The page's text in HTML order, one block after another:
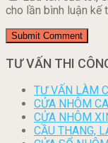
cho lần bình luận kế
TƯ VẤN THI
TƯ VẤN LÀM
CỬA NHÔM
CỬA NHÔM
CẦU THANG,